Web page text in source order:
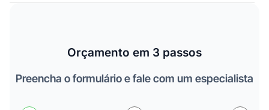
Orçamento em 3 passos
Preencha o formulário e fale com um especialista